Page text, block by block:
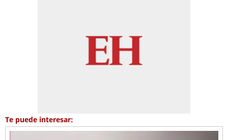
Te puede interesar: